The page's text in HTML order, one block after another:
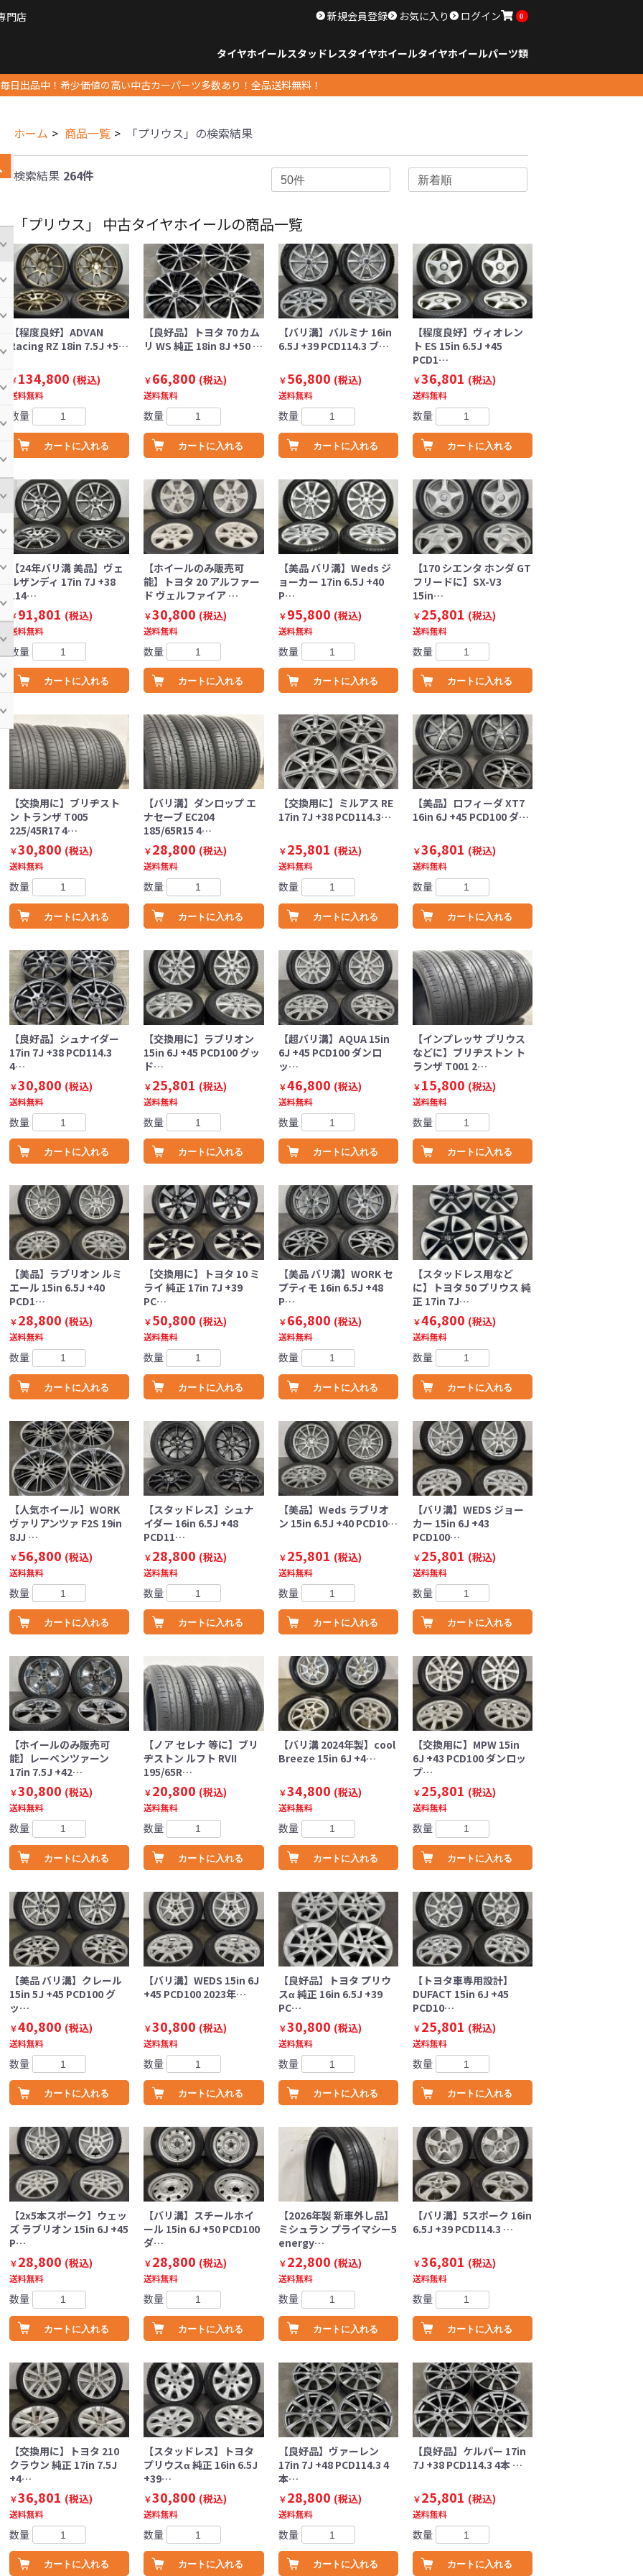
門店 新規会員登録 お気に入り ログイン 0
タイヤホイールスタッドレスタイヤホイールタイヤホイールパーツ類
毎日出品中！希少価値の高い中古カーパーツ多数あり！全品送料無料！
ホーム 商品一覧 「プリウス」の検索結果
検索結果 264件
「プリウス」 中古タイヤホイールの商品一覧
【程度良好】ADVAN
Racing RZ 18in 7.5J +5…
￥134,800 (税込)
送料無料
数量
カートに入れる
【良好品】トヨタ 70 カム
リ WS 純正 18in 8J +50 …
￥66,800 (税込)
送料無料
数量
カートに入れる
【バリ溝】バルミナ 16in
6.5J +39 PCD114.3 ブ…
￥56,800 (税込)
送料無料
数量
カートに入れる
【程度良好】ヴィオレン
ト ES 15in 6.5J +45
PCD1…
￥36,801 (税込)
送料無料
数量
カートに入れる
【24年バリ溝 美品】ヴェ
ルザンディ 17in 7J +38
114…
￥91,801 (税込)
送料無料
数量
カートに入れる
【ホイールのみ販売可
能】トヨタ 20 アルファー
ド ヴェルファイア …
￥30,800 (税込)
送料無料
数量
カートに入れる
【美品 バリ溝】Weds ジ
ョーカー 17in 6.5J +40
P…
￥95,800 (税込)
送料無料
数量
カートに入れる
【170 シエンタ ホンダ GT
フリードに】SX-V3
15in…
￥25,801 (税込)
送料無料
数量
カートに入れる
【交換用に】ブリヂスト
ン トランザ T005
225/45R17 4…
￥30,800 (税込)
送料無料
数量
カートに入れる
【バリ溝】ダンロップ エ
ナセーブ EC204
185/65R15 4…
￥28,800 (税込)
送料無料
数量
カートに入れる
【交換用に】ミルアス RE
17in 7J +38 PCD114.3…
￥25,801 (税込)
送料無料
数量
カートに入れる
【美品】ロフィーダ XT7
16in 6J +45 PCD100 ダ…
￥36,801 (税込)
送料無料
数量
カートに入れる
【良好品】シュナイダー
17in 7J +38 PCD114.3
4…
￥30,800 (税込)
送料無料
数量
カートに入れる
【交換用に】ラブリオン
15in 6J +45 PCD100 グッ
ド…
￥25,801 (税込)
送料無料
数量
カートに入れる
【超バリ溝】AQUA 15in
6J +45 PCD100 ダンロ
ッ…
￥46,800 (税込)
送料無料
数量
カートに入れる
【インプレッサ プリウス
などに】ブリヂストン ト
ランザ T001 2…
￥15,800 (税込)
送料無料
数量
カートに入れる
【美品】ラブリオン ルミ
エール 15in 6.5J +40
PCD1…
￥28,800 (税込)
送料無料
数量
カートに入れる
【交換用に】トヨタ 10 ミ
ライ 純正 17in 7J +39
PC…
￥50,800 (税込)
送料無料
数量
カートに入れる
【美品 バリ溝】WORK セ
プティモ 16in 6.5J +48
P…
￥66,800 (税込)
送料無料
数量
カートに入れる
【スタッドレス用など
に】トヨタ 50 プリウス 純
正 17in 7J…
￥46,800 (税込)
送料無料
数量
カートに入れる
【人気ホイール】WORK
ヴァリアンツァ F2S 19in
8JJ …
￥56,800 (税込)
送料無料
数量
カートに入れる
【スタッドレス】シュナ
イダー 16in 6.5J +48
PCD11…
￥28,800 (税込)
送料無料
数量
カートに入れる
【美品】Weds ラブリオ
ン 15in 6.5J +40 PCD10…
￥25,801 (税込)
送料無料
数量
カートに入れる
【バリ溝】WEDS ジョー
カー 15in 6J +43
PCD100…
￥25,801 (税込)
送料無料
数量
カートに入れる
【ホイールのみ販売可
能】レーベンツァーン
17in 7.5J +42…
￥30,800 (税込)
送料無料
数量
カートに入れる
【ノア セレナ 等に】ブリ
ヂストン ルフト RVII
195/65R…
￥20,800 (税込)
送料無料
数量
カートに入れる
【バリ溝 2024年製】cool
Breeze 15in 6J +4…
￥34,800 (税込)
送料無料
数量
カートに入れる
【交換用に】MPW 15in
6J +43 PCD100 ダンロッ
プ…
￥25,801 (税込)
送料無料
数量
カートに入れる
【美品 バリ溝】クレール
15in 5J +45 PCD100 グ
ッ…
￥40,800 (税込)
送料無料
数量
カートに入れる
【バリ溝】WEDS 15in 6J
+45 PCD100 2023年…
￥30,800 (税込)
送料無料
数量
カートに入れる
【良好品】トヨタ プリウ
スα 純正 16in 6.5J +39
PC…
￥30,800 (税込)
送料無料
数量
カートに入れる
【トヨタ車専用設計】
DUFACT 15in 6J +45
PCD10…
￥25,801 (税込)
送料無料
数量
カートに入れる
【2x5本スポーク】ウェッ
ズ ラブリオン 15in 6J +45
P…
￥28,800 (税込)
送料無料
数量
カートに入れる
【バリ溝】スチールホイ
ール 15in 6J +50 PCD100
ダ…
￥28,800 (税込)
送料無料
数量
カートに入れる
【2026年製 新車外し品】
ミシュラン プライマシー5
energy…
￥22,800 (税込)
送料無料
数量
カートに入れる
【バリ溝】5スポーク 16in
6.5J +39 PCD114.3 …
￥36,801 (税込)
送料無料
数量
カートに入れる
【交換用に】トヨタ 210
クラウン 純正 17in 7.5J
+4…
￥36,801 (税込)
送料無料
数量
カートに入れる
【スタッドレス】トヨタ
プリウスα 純正 16in 6.5J
+39…
￥30,800 (税込)
送料無料
数量
カートに入れる
【良好品】ヴァーレン
17in 7J +48 PCD114.3 4
本…
￥28,800 (税込)
送料無料
数量
カートに入れる
【良好品】ケルパー 17in
7J +38 PCD114.3 4本 …
￥25,801 (税込)
送料無料
数量
カートに入れる